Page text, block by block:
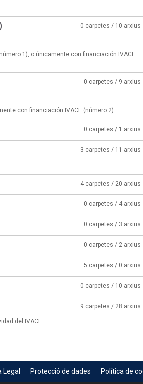
0 carpetes / 10 arxius
1), o únicamente con financiación IVACE
0 carpetes / 9 arxius
con financiación IVACE (número 2)
0 carpetes / 1 arxius
3 carpetes / 11 arxius
4 carpetes / 20 arxius
0 carpetes / 4 arxius
0 carpetes / 3 arxius
0 carpetes / 2 arxius
5 carpetes / 0 arxius
0 carpetes / 10 arxius
9 carpetes / 28 arxius
del IVACE.
Legal Protecció de dades Política de